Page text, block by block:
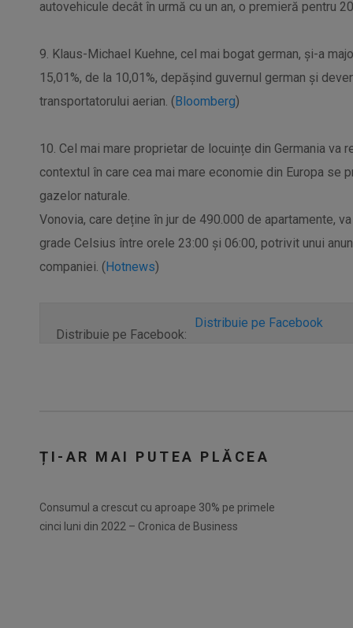
autovehicule decât în urmă cu un an, o premieră pentru
9. Klaus-Michael Kuehne, cel mai bogat german, și-a
15,01%, de la 10,01%, depășind guvernul german și
transportatorului aerian. (Bloomberg)
10. Cel mai mare proprietar de locuințe din Germania va
contextul în care cea mai mare economie din Europa se
gazelor naturale.
Vonovia, care deține în jur de 490.000 de apartamente,
grade Celsius între orele 23:00 și 06:00, potrivit unui
companiei. (Hotnews)
Distribuie pe Facebook:
Distribuie pe Facebook
ȚI-AR MAI PUTEA PLĂCEA
Consumul a crescut cu aproape 30% pe primele
cinci luni din 2022 – Cronica de Business